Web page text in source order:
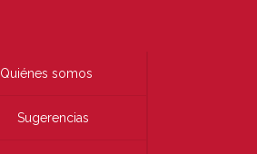
Quiénes somos
Sugerencias